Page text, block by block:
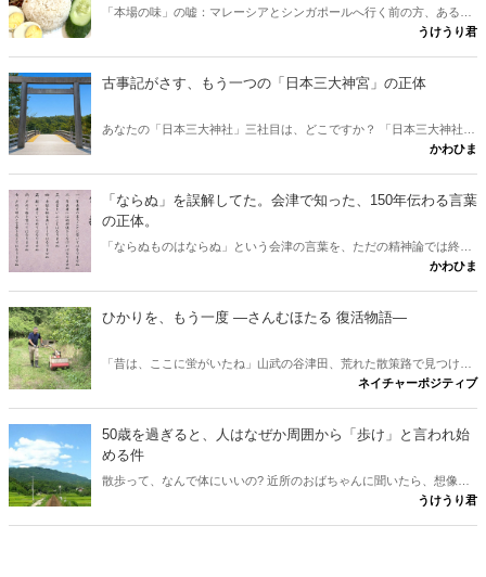
「本場の味」の嘘：マレーシアとシンガポールへ行く前の方、あるい
は行けない方が、ナシレマ というナシレマ皿から両国の違いを味わ
いとか？ その意外な理由と、日本にいながら本場に迫れる楽しみ方
をご紹介します。
うけうり君
古事記がさす、もう一つの「日本三大神宮」の正体
あなたの「日本三大神社」三社目は、どこですか？ 「日本三大神社の
三社目はどこか」という素朴な疑問に、古事記と日本書紀から答えが
は熱田や春日と考えます。けれど古典をたどると、奈良に眠る意外な
一社が浮かびました。行きたくなりますね。
かわひま
「ならぬ」を誤解してた。会津で知った、150年伝わる言葉
の正体。
「ならぬものはならぬ」という会津の言葉を、ただの精神論では終わ
らせません。多くの人が思う「理屈抜きでダメ」という解釈は、実は
が、なぜ百五十年を越えて胸を打つのか。その正体と、会津観光に出
かけたくなる問いかけを書きたいと思います。
かわひま
ひかりを、もう一度 ―さんむほたる 復活物語―
「昔は、ここに蛍がいたね」山武の谷津田、荒れた散策路で見つけ
た、たった一匹のホタル。その小さな光から、世代を越えて受け継が
着想を得た物語です。登場人物は仮名で、一部に脚色を含みます。
ネイチャーポジティブ
50歳を過ぎると、人はなぜか周囲から「歩け」と言われ始
める件
散歩って、なんで体にいいの? 近所のおばちゃんに聞いたら、想像の
斜め上だった件。言われるがまま歩いていた男が、ついに「理由」を
うけうり君